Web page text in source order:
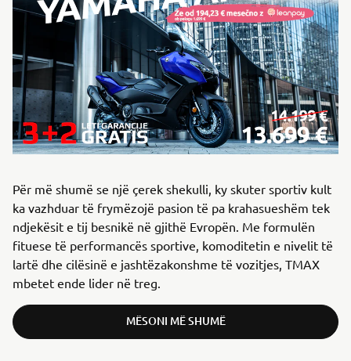
Për më shumë se një çerek shekulli, ky skuter sportiv kult
ka vazhduar të frymëzojë pasion të pa krahasueshëm tek
ndjekësit e tij besnikë në gjithë Evropën. Me formulën
fituese të performancës sportive, komoditetin e nivelit të
lartë dhe cilësinë e jashtëzakonshme të vozitjes, TMAX
mbetet ende lider në treg.
MËSONI MË SHUMË